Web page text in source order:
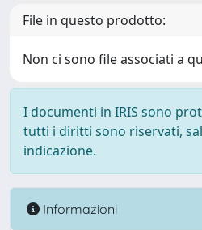
File in questo prodotto:
Non ci sono file associati a
I documenti in IRIS sono
tutti i diritti sono riservati,
indicazione.
Informazioni